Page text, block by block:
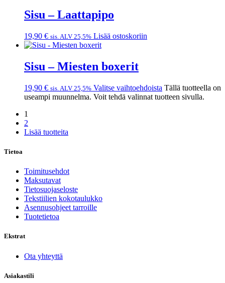
Sisu – Laattapipo
19,90 € sis. ALV 25,5% Lisää ostoskoriin
Sisu – Miesten boxerit
19,90 € sis. ALV 25,5% Valitse vaihtoehdoista Tällä tuotteella on
useampi muunnelma. Voit tehdä valinnat tuotteen sivulla.
1
2
Lisää tuotteita
Tietoa
Toimitusehdot
Maksutavat
Tietosuojaseloste
Tekstiilien kokotaulukko
Asennusohjeet tarroille
Tuotetietoa
Ekstrat
Ota yhteyttä
Asiakastili